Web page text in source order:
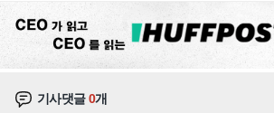
기사댓글0개